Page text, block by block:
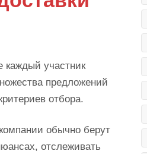
каждый участник
предложений
отбора.
обычно берут
отслеживать